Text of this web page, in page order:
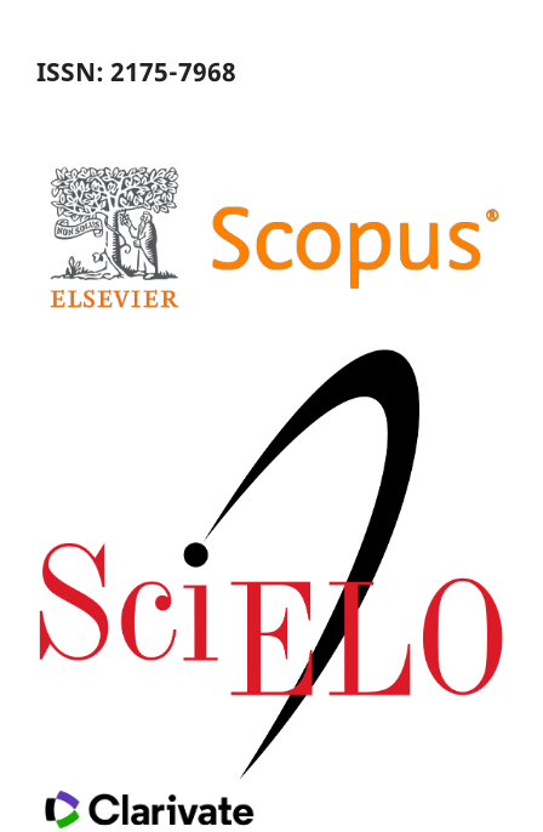
ISSN: 2175-7968